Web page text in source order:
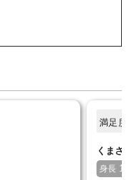
満足
くまさ
身長